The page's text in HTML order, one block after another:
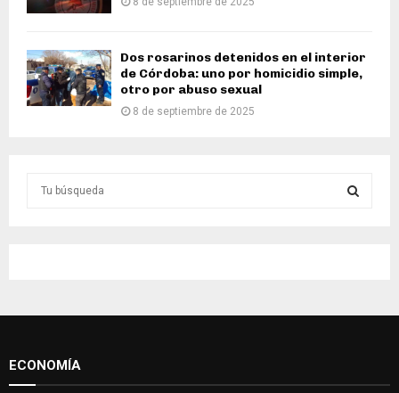
Dos rosarinos detenidos en el interior
de Córdoba: uno por homicidio simple,
otro por abuso sexual
8 de septiembre de 2025
o
ECONOMÍA